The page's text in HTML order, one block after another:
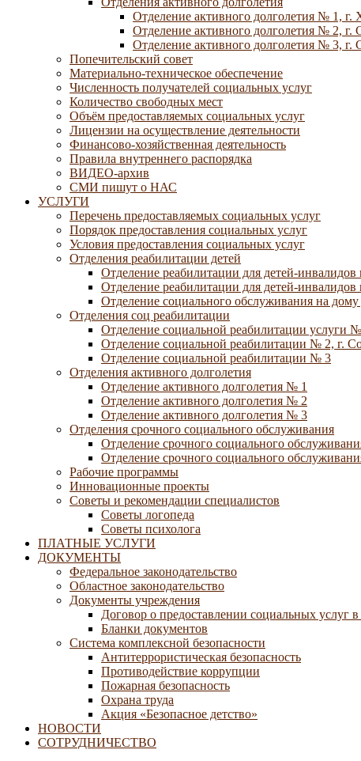
Отделение активного долголетия № 1, г.
Отделение активного долголетия № 2, г.
Отделение активного долголетия № 3, г.
Попечительский совет
Материально-техническое обеспечение
Численность получателей социальных услуг
Количество свободных мест
Объём предоставляемых социальных услуг
Лицензии на осуществление деятельности
Финансово-хозяйственная деятельность
Правила внутреннего распорядка
ВИДЕО-архив
СМИ пишут о НАС
УСЛУГИ
Перечень предоставляемых социальных услуг
Порядок предоставления социальных услуг
Условия предоставления социальных услуг
Отделения реабилитации детей
Отделение реабилитации для детей-
Отделение реабилитации для детей-
Отделение социального обслуживания на
Отделения соц реабилитации
Отделение социальной реабилитации услуги
Отделение социальной реабилитации № 2, г.
Отделение социальной реабилитации № 3
Отделения активного долголетия
Отделение активного долголетия № 1
Отделение активного долголетия № 2
Отделение активного долголетия № 3
Отделения срочного социального обслуживания
Отделение срочного социального
Отделение срочного социального
Рабочие программы
Инновационные проекты
Советы и рекомендации специалистов
Советы логопеда
Советы психолога
ПЛАТНЫЕ УСЛУГИ
ДОКУМЕНТЫ
Федеральное законодательство
Областное законодательство
Документы учреждения
Договор о предоставлении социальных услуг
Бланки документов
Система комплексной безопасности
Антитеррористическая безопасность
Противодействие коррупции
Пожарная безопасность
Охрана труда
Акция «Безопасное детство»
НОВОСТИ
СОТРУДНИЧЕСТВО